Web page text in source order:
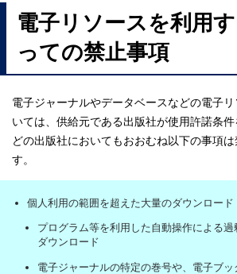
電子リソースを利用
っての禁止事項
電子ジャーナルやデータベースなどの電子
いては、供給元である出版社が使用許諾条件
どの出版社においてもおおむね以下の事項は
す。
個人利用の範囲を超えた大量のダウンロード
プログラム等を利用した自動操作による
ダウンロード
電子ジャーナルの特定の巻号や、電子ブッ